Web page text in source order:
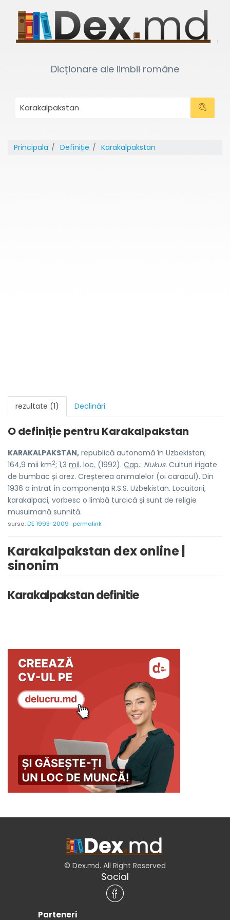
Dicționare ale limbii române
Principala Definiție Karakalpakstan
rezultate (1) Declinări
O definiție pentru Karakalpakstan
KARAKALPAKSTAN, republică autonomă în Uzbekistan;
164,9 mii km2; 1,3 mil. loc. (1992). Cap.: Nukus. Culturi irigate
de bumbac și orez. Creșterea animalelor (oi caracul). Din
1936 a intrat în componența R.S.S. Uzbekistan. Locuitorii,
karakalpaci, vorbesc o limbă turcică și sunt de religie
musulmană sunnită.
sursa:DE 1993-2009 permalink
Karakalpakstan dex online |
sinonim
Karakalpakstan definitie
© Dex.md. All Right Reserved
Social
Parteneri